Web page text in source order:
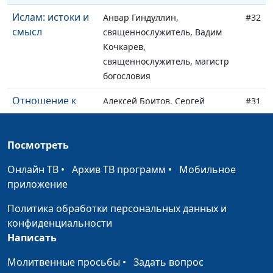
Ислам: истоки и
смысл
Анвар Гиндуллин,
священнослужитель, Вадим
Кочкарев,
священнослужитель, магистр
богословия
#32
Отношение к
инаковерующим
Алексей Бритов, Сергей
Николаевич Ларионов,
#31
Здоровый образ
жизни в исламе
и христианстве
Николаевич Ларионов,
Иса и Мухаммед
Алексей Бритов, Сергей
Николаевич Ларионов,
Жертва Иисуса
Алексей Бритов, Сергей
Посмотреть
Онлайн ТВ • Архив ТВ программ • Мобильное
приложение
Политика обработки персональных данных и
конфиденциальности
Написать
Молитвенные просьбы • Задать вопрос